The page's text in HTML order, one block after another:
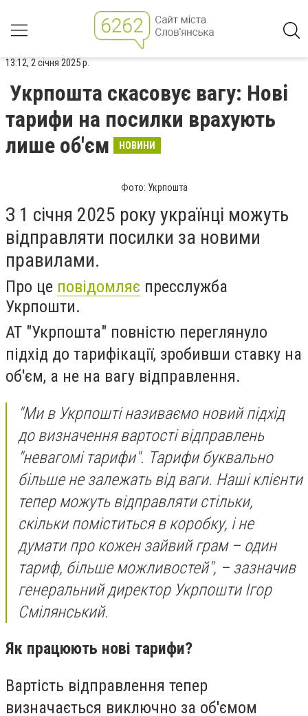
13:12, 2 січня 2025 р.
Укрпошта скасовує вагу: Нові
тарифи на посилки врахують
лише об'єм
НОВИНИ
Фото: Укрпошта
З 1 січня 2025 року українці можуть
відправляти посилки за новими
правилами.
Про це повідомляє пресслужба
Укрпошти.
АТ "Укрпошта" повністю переглянуло
підхід до тарифікації, зробивши ставку на
об'єм, а не на вагу відправлення.
"Ми в Укрпошті називаємо новий підхід
до визначення вартості відправлень
"невагомі тарифи". Тарифи буквально
більше не залежать від ваги. Наші клієнти
тепер можуть відправляти стільки,
скільки поміститься в коробку, і не
думати про кожен зайвий грам – один
тариф, більше можливостей", – зазначив
генеральний директор Укрпошти Ігор
Смілянський.
Як працюють нові тарифи?
Вартість відправлення тепер
визначається виключно за об'ємом